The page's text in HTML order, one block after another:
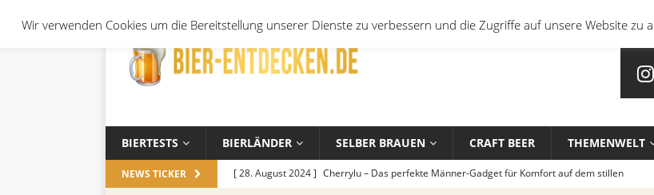
BIERTESTS BIERLÄNDER SELBER BRAUEN CRAFT BEER THEMENWELT
NEWS TICKER [ 28. August 2024 ] Cherrylu – Das perfekte Männer-Gadget für Komfort auf dem stillen
Wir verwenden Cookies um die Bereitstellung unserer Dienste zu verbessern und die Zugriffe auf unsere Website zu